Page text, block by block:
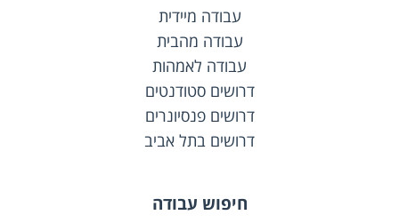
עבודה מיידית
עבודה מהבית
עבודה לאמהות
דרושים סטודנטים
דרושים פנסיונרים
דרושים בתל אביב
חיפוש עבודה